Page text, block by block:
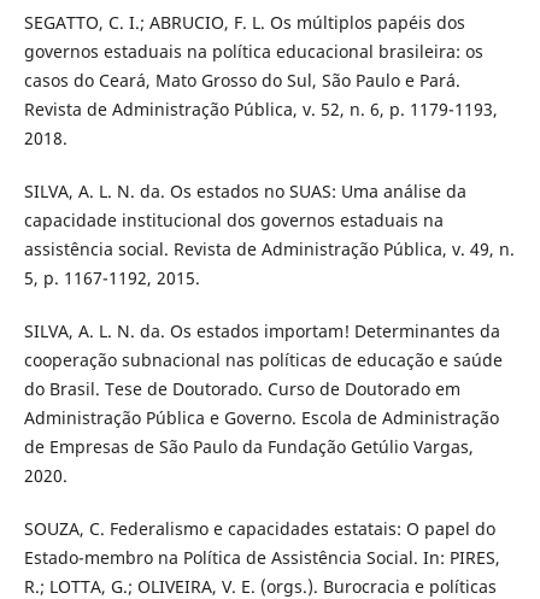
SEGATTO, C. I.; ABRUCIO, F. L. Os múltiplos papéis dos
governos estaduais na política educacional brasileira: os
casos do Ceará, Mato Grosso do Sul, São Paulo e Pará.
Revista de Administração Pública, v. 52, n. 6, p. 1179-1193,
2018.
SILVA, A. L. N. da. Os estados no SUAS: Uma análise da
capacidade institucional dos governos estaduais na
assistência social. Revista de Administração Pública, v. 49, n.
5, p. 1167-1192, 2015.
SILVA, A. L. N. da. Os estados importam! Determinantes da
cooperação subnacional nas políticas de educação e saúde
do Brasil. Tese de Doutorado. Curso de Doutorado em
Administração Pública e Governo. Escola de Administração
de Empresas de São Paulo da Fundação Getúlio Vargas,
2020.
SOUZA, C. Federalismo e capacidades estatais: O papel do
Estado-membro na Política de Assistência Social. In: PIRES,
R.; LOTTA, G.; OLIVEIRA, V. E. (orgs.). Burocracia e políticas